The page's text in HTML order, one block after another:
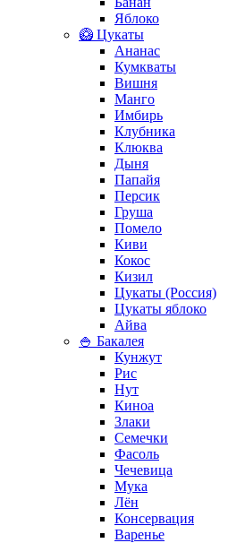
Яблоко
🥝 Цукаты
Ананас
Кумкваты
Вишня
Манго
Имбирь
Клубника
Клюква
Дыня
Папайя
Персик
Груша
Помело
Киви
Кокос
Кизил
Цукаты (Россия)
Цукаты яблоко
Айва
🍚 Бакалея
Кунжут
Рис
Нут
Киноа
Злаки
Семечки
Фасоль
Чечевица
Мука
Лён
Консервация
Варенье